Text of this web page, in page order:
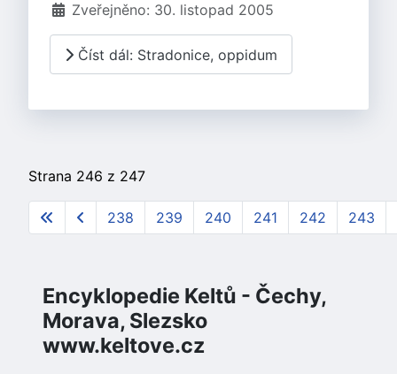
Zveřejněno: 30. listopad 2005
Číst dál: Stradonice, oppidum
Strana 246 z 247
238 239 240 241 242 243
Encyklopedie Keltů - Čechy,
Morava, Slezsko
www.keltove.cz